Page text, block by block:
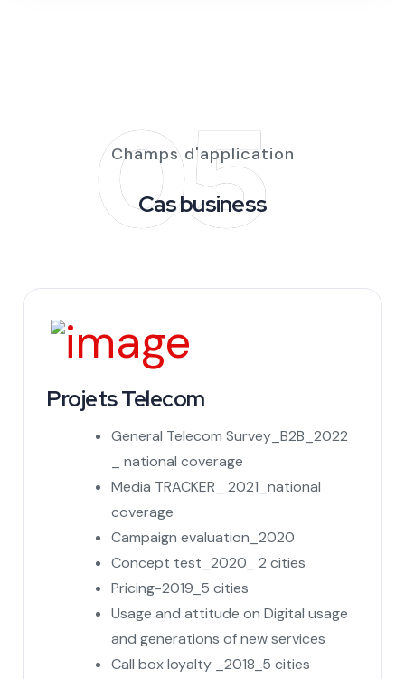
Champs d'application
Cas business
05
Projets Telecom
General Telecom Survey_B2B_2022
_ national coverage
Media TRACKER_ 2021_national
coverage
Campaign evaluation_2020
Concept test_2020_ 2 cities
Pricing-2019_5 cities
Usage and attitude on Digital usage
and generations of new services
Call box loyalty _2018_5 cities